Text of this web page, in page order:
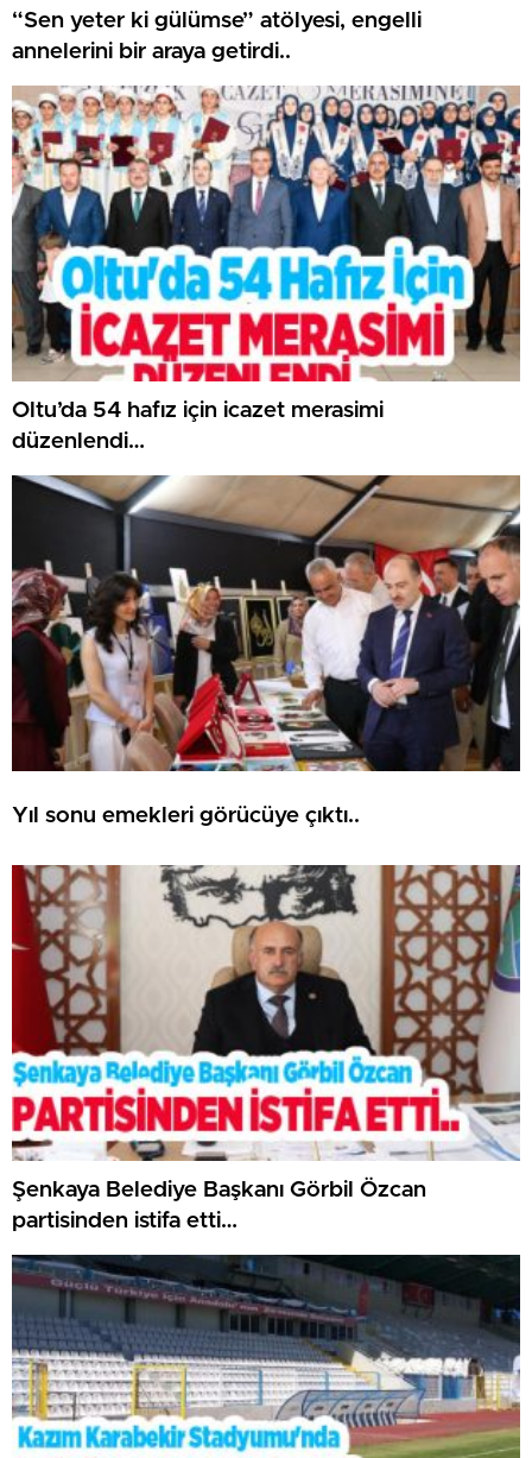
“Sen yeter ki gülümse” atölyesi, engelli
annelerini bir araya getirdi..
Oltu’da 54 hafız için icazet merasimi
düzenlendi…
Yıl sonu emekleri görücüye çıktı..
Şenkaya Belediye Başkanı Görbil Özcan
partisinden istifa etti…